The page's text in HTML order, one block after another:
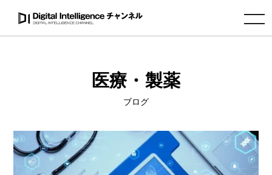
toggle navigation
医療・製薬
ブログ